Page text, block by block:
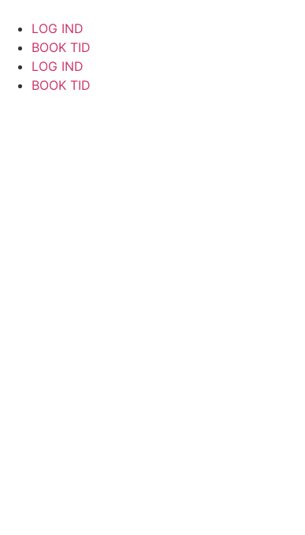
indhold
LOG IND
BOOK TID
LOG IND
BOOK TID